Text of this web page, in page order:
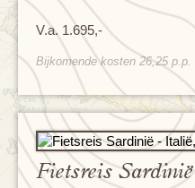
V.a. 1.695,-
Bijkomende kosten 26,25 p.p.
Fietsreis